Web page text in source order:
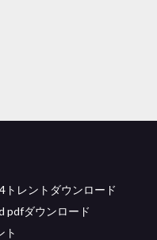
トレントダウンロード
pdfダウンロード
ト